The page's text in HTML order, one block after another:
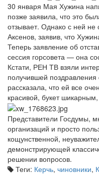
30 января Мая Хужина
позже заявила, что это
отзывает. Однако с ней не
Аксенов, заявив, что
Теперь заявление об
сессия горсовета — она
Кстати, РЕН ТВ взяли
получившей
рассказала, что ей все
красивой, букет
Представители Госдумы,
организаций и просто
кощунственной,
демонстрирующей
решении вопросов.
Теги: Керчь, чиновники,